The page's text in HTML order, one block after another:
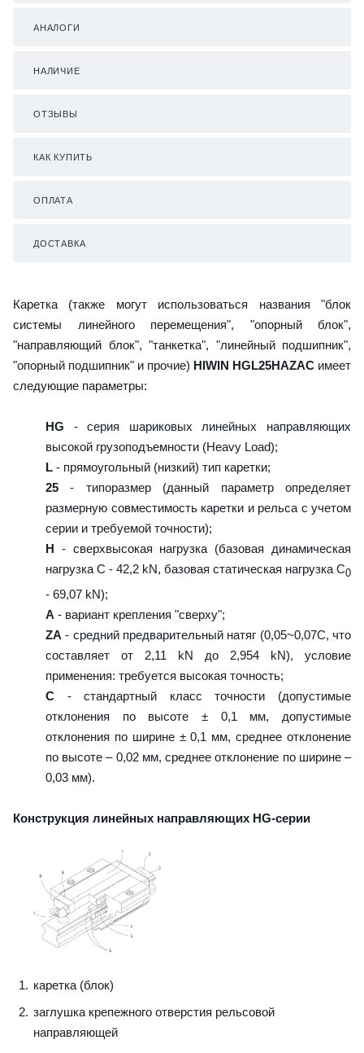
АНАЛОГИ
НАЛИЧИЕ
ОТЗЫВЫ
КАК КУПИТЬ
ОПЛАТА
ДОСТАВКА
Каретка (также могут использоваться названия "блок
системы линейного перемещения", "опорный блок",
"направляющий блок", "танкетка", "линейный подшипник",
"опорный подшипник" и прочие) HIWIN HGL25HAZAC имеет
следующие параметры:
HG - серия шариковых линейных направляющих
высокой грузоподъемности (Heavy Load);
L - прямоугольный (низкий) тип каретки;
25 - типоразмер (данный параметр определяет
размерную совместимость каретки и рельса с учетом
серии и требуемой точности);
H - сверхвысокая нагрузка (базовая динамическая
нагрузка C - 42,2 kN, базовая статическая нагрузка С0
- 69,07 kN);
A - вариант крепления "сверху";
ZA - средний предварительный натяг (0,05~0,07C, что
составляет от 2,11 kN до 2,954 kN), условие
применения: требуется высокая точность;
C - стандартный класс точности (допустимые
отклонения по высоте ± 0,1 мм, допустимые
отклонения по ширине ± 0,1 мм, среднее отклонение
по высоте – 0,02 мм, среднее отклонение по ширине –
0,03 мм).
Конструкция линейных направляющих HG-серии
каретка (блок)
заглушка крепежного отверстия рельсовой
направляющей